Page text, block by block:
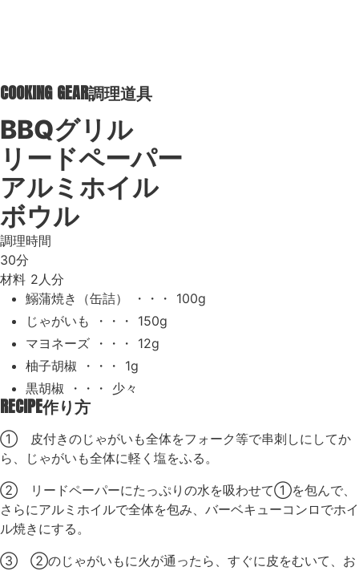
COOKING GEAR調理道具
BBQグリル
リードペーパー
アルミホイル
ボウル
調理時間
30分
材料 2人分
鰯蒲焼き（缶詰） ・・・ 100g
じゃがいも ・・・ 150g
マヨネーズ ・・・ 12g
柚子胡椒 ・・・ 1g
黒胡椒 ・・・ 少々
RECIPE作り方
① 皮付きのじゃがいも全体をフォーク等で串刺しにしてか
ら、じゃがいも全体に軽く塩をふる。
② リードペーパーにたっぷりの水を吸わせて①を包んで、
さらにアルミホイルで全体を包み、バーベキューコンロでホイ
ル焼きにする。
③ ②のじゃがいもに火が通ったら、すぐに皮をむいて、お